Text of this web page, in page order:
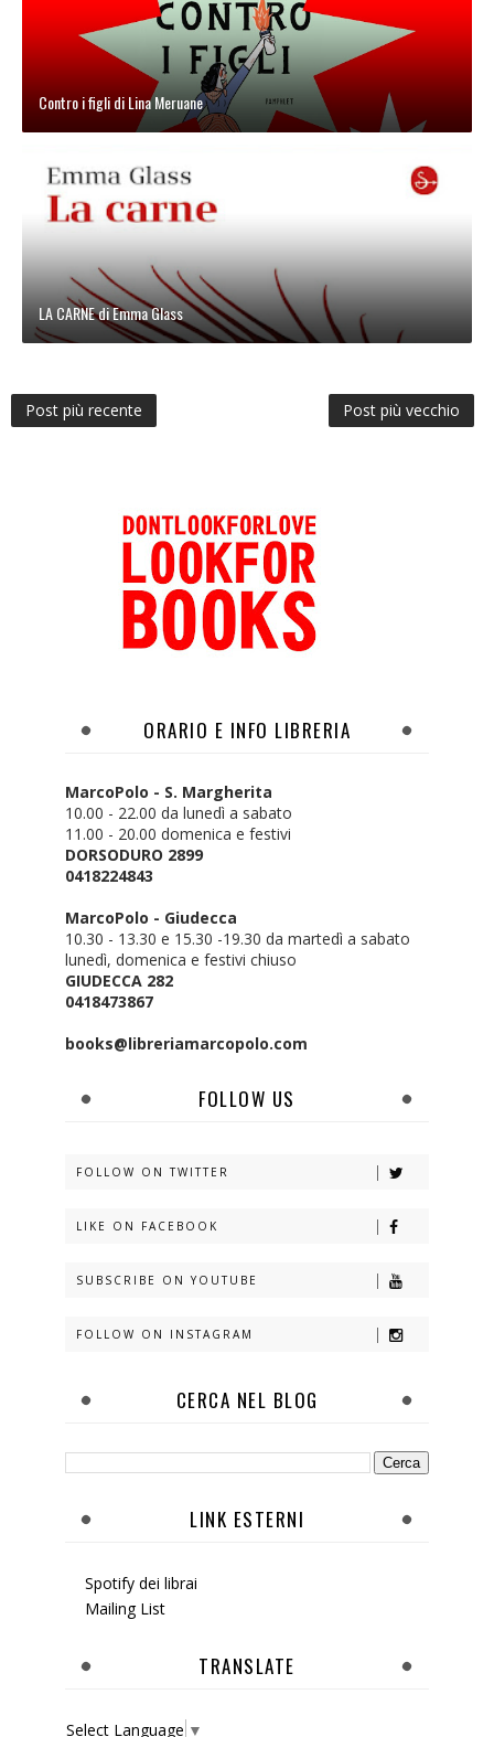
Contro i figli di Lina Meruane
LA CARNE di Emma Glass
Post più recente Post più vecchio
ORARIO E INFO LIBRERIA
MarcoPolo - S. Margherita
10.00 - 22.00 da lunedì a sabato
11.00 - 20.00 domenica e festivi
DORSODURO 2899
0418224843
MarcoPolo - Giudecca
10.30 - 13.30 e 15.30 -19.30 da martedì a sabato
lunedì, domenica e festivi chiuso
GIUDECCA 282
0418473867
books@libreriamarcopolo.com
FOLLOW US
FOLLOW ON TWITTER
LIKE ON FACEBOOK
SUBSCRIBE ON YOUTUBE
FOLLOW ON INSTAGRAM
CERCA NEL BLOG
LINK ESTERNI
Spotify dei librai
Mailing List
TRANSLATE
Select Language ▼